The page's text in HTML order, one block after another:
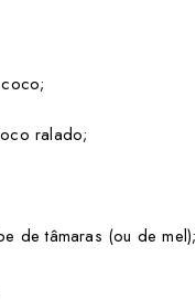
ralado;
de tâmaras (ou de mel);